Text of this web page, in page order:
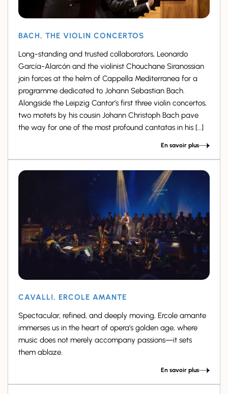
BACH, THE VIOLIN CONCERTOS
Long-standing and trusted collaborators, Leonardo
García-Alarcón and the violinist Chouchane Siranossian
join forces at the helm of Cappella Mediterranea for a
programme dedicated to Johann Sebastian Bach.
Alongside the Leipzig Cantor’s first three violin concertos,
two motets by his cousin Johann Christoph Bach pave
the way for one of the most profound cantatas in his […]
En savoir plus
CAVALLI, ERCOLE AMANTE
Spectacular, refined, and deeply moving, Ercole amante
immerses us in the heart of opera’s golden age, where
music does not merely accompany passions—it sets
them ablaze.
En savoir plus